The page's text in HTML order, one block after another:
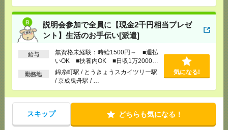
説明会参加で全員に【現金2千円相当プレゼ
ント】生活のお手伝い[派遣]
給与
無資格未経験：時給1500円～ ■週払
いOK ■扶養内OK ■日収1万2000円
以上
勤務地
錦糸町駅 / とうきょうスカイツリー駅
/ 京成曳舟駅 / …
気になる!
スキップ どちらも気になる！
[交通費]交通費全額支給
[勤務地]
錦糸町駅 とうきょうスカイツリー駅/ 京
成曳舟駅
/…
気になる！
1750円＊＜エンタメ！完全在宅＞KADOKAWA！書
籍データに関わるお仕事[派遣]
時給1750円
飯田橋駅から徒歩3分/九段下駅から徒歩7
気になる！